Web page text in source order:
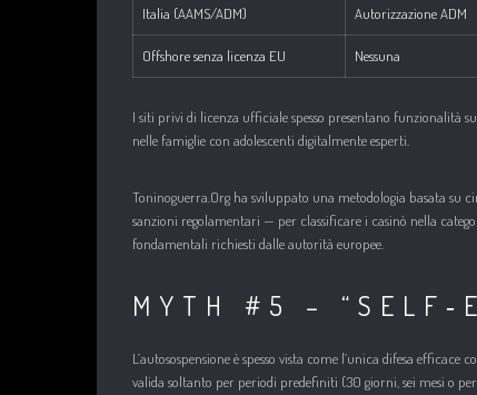
Italia (AAMS/ADM) Autorizzazione ADM
Offshore senza licenza EU Nessuna
I siti privi di licenza ufficiale spesso presentano funzionalità
nelle famiglie con adolescenti digitalmente esperti.​
Toninoguerra.Org ha sviluppato una metodologia basata su
sanzioni regolamentari — per classificare i casinò nella
fondamentali richiesti dalle autorità europee.​
MYTH #5 –
L’autosospensione è spesso vista come l’unica difesa
valida soltanto per periodi predefiniti (30 giorni, sei mesi o